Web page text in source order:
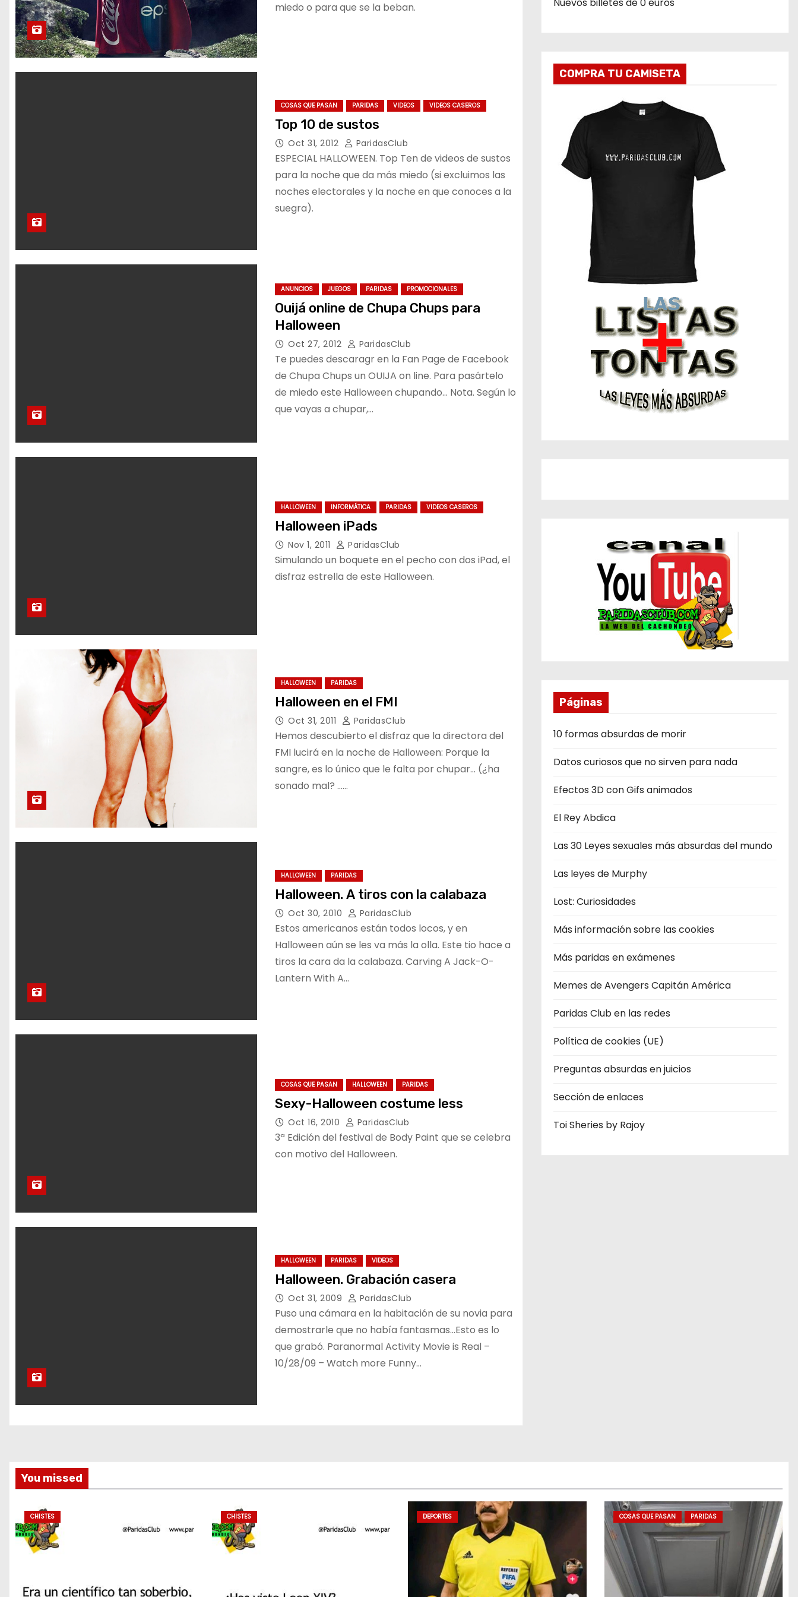
miedo o para que se la beban.
COSAS QUE PASAN PARIDAS VIDEOS VIDEOS CASEROS
Top 10 de sustos
Oct 31, 2012 ParidasClub
ESPECIAL HALLOWEEN. Top Ten de videos de sustos
para la noche que da más miedo (si excluimos las
noches electorales y la noche en que conoces a la
suegra).
ANUNCIOS JUEGOS PARIDAS PROMOCIONALES
Ouijá online de Chupa Chups para
Halloween
Oct 27, 2012 ParidasClub
Te puedes descaragr en la Fan Page de Facebook
de Chupa Chups un OUIJA on line. Para pasártelo
de miedo este Halloween chupando… Nota. Según lo
que vayas a chupar,…
HALLOWEEN INFORMÁTICA PARIDAS VIDEOS CASEROS
Halloween iPads
Nov 1, 2011 ParidasClub
Simulando un boquete en el pecho con dos iPad, el
disfraz estrella de este Halloween.
HALLOWEEN PARIDAS
Halloween en el FMI
Oct 31, 2011 ParidasClub
Hemos descubierto el disfraz que la directora del
FMI lucirá en la noche de Halloween: Porque la
sangre, es lo único que le falta por chupar… (¿ha
sonado mal? ……
HALLOWEEN PARIDAS
Halloween. A tiros con la calabaza
Oct 30, 2010 ParidasClub
Estos americanos están todos locos, y en
Halloween aún se les va más la olla. Este tio hace a
tiros la cara da la calabaza. Carving A Jack-O-
Lantern With A…
COSAS QUE PASAN HALLOWEEN PARIDAS
Sexy-Halloween costume less
Oct 16, 2010 ParidasClub
3ª Edición del festival de Body Paint que se celebra
con motivo del Halloween.
HALLOWEEN PARIDAS VIDEOS
Halloween. Grabación casera
Oct 31, 2009 ParidasClub
Puso una cámara en la habitación de su novia para
demostrarle que no había fantasmas…Esto es lo
que grabó. Paranormal Activity Movie is Real –
10/28/09 – Watch more Funny…
COMPRA TU CAMISETA
Páginas
10 formas absurdas de morir
Datos curiosos que no sirven para nada
Efectos 3D con Gifs animados
El Rey Abdica
Las 30 Leyes sexuales más absurdas del mundo
Las leyes de Murphy
Lost: Curiosidades
Más información sobre las cookies
Más paridas en exámenes
Memes de Avengers Capitán América
Paridas Club en las redes
Política de cookies (UE)
Preguntas absurdas en juicios
Sección de enlaces
Toi Sheries by Rajoy
You missed
CHISTES CHISTES DEPORTES COSAS QUE PASAN PARIDAS